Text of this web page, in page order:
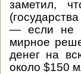
заметил,
— если не
мирное
денег на
около $150